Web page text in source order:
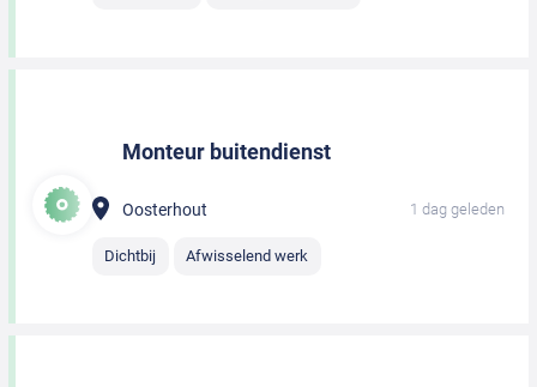
Monteur buitendienst
Oosterhout 1 dag geleden
Dichtbij Afwisselend werk